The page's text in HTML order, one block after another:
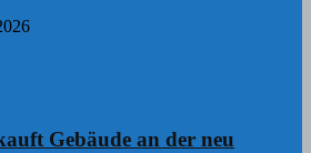
Gebäude an der neu